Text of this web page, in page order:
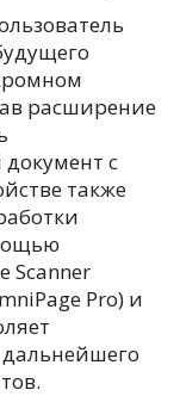
расширение
с
также
Scanner
Pro) и